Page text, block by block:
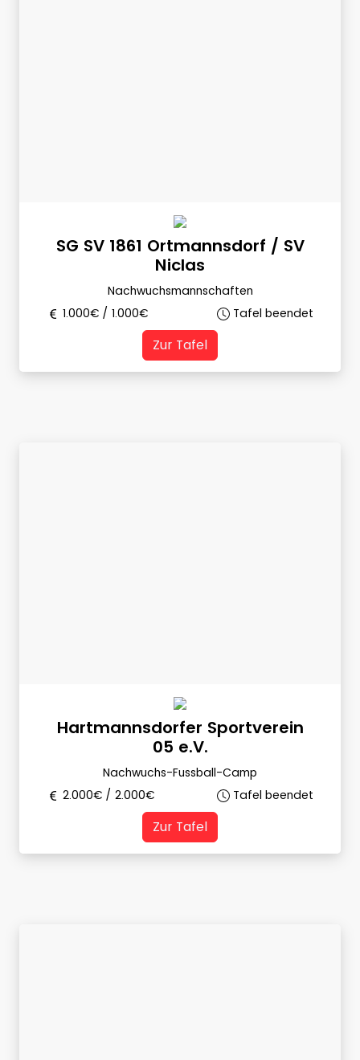
SG SV 1861 Ortmannsdorf / SV
Niclas
Nachwuchsmannschaften
1.000€ / 1.000€ Tafel beendet
Zur Tafel
Hartmannsdorfer Sportverein
05 e.V.
Nachwuchs-Fussball-Camp
2.000€ / 2.000€ Tafel beendet
Zur Tafel